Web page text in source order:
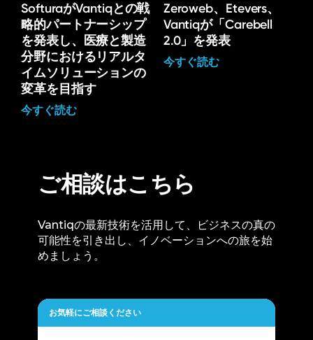
SofturaがVantiqとの戦
略的パートナーシップ
を発表し、医療と製造
分野におけるリアルタ
イムソリューションの
変革を目指す
今すぐ読む
Zeroweb、Etevers、
Vantiqが「Carebell
2.0」を発表
今すぐ読む
ご相談はこちら
Vantiqの最新技術を活用して、ビジネスの真の
可能性を引き出し、イノベーションへの旅を始
めましょう。
お気軽にご相談ください